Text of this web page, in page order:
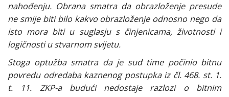
nahođenju. Obrana smatra da obrazloženje presude
ne smije biti bilo kakvo obrazloženje odnosno nego da
isto mora biti u suglasju s činjenicama, životnosti i
logičnosti u stvarnom svijetu.
Stoga optužba smatra da je sud time počinio bitnu
povredu odredaba kaznenog postupka iz čl. 468. st. 1.
t. 11. ZKP-a budući nedostaje razlozi o bitnim